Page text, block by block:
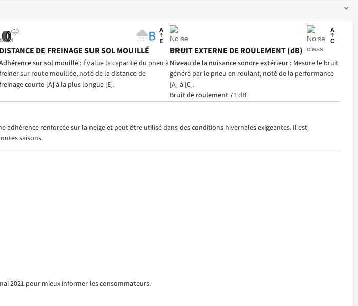
DISTANCE DE FREINAGE SUR SOL MOUILLÉ
sur sol mouillé : Évalue la capacité du pneu à
sur route mouillée, noté de la distance de
courte [A] à la plus longue [E].
BRUIT EXTERNE DE ROULEMENT (dB)
Niveau de la nuisance sonore extérieur : Mesure le bruit
généré par le pneu en roulant, noté de la performance
[A] à [C].
Bruit de roulement71 dB
adhérence renforcée sur la neige et peut être utilisé dans des conditions hivernales exigeantes. Il est
saisons.
2021 pour mieux informer les consommateurs.